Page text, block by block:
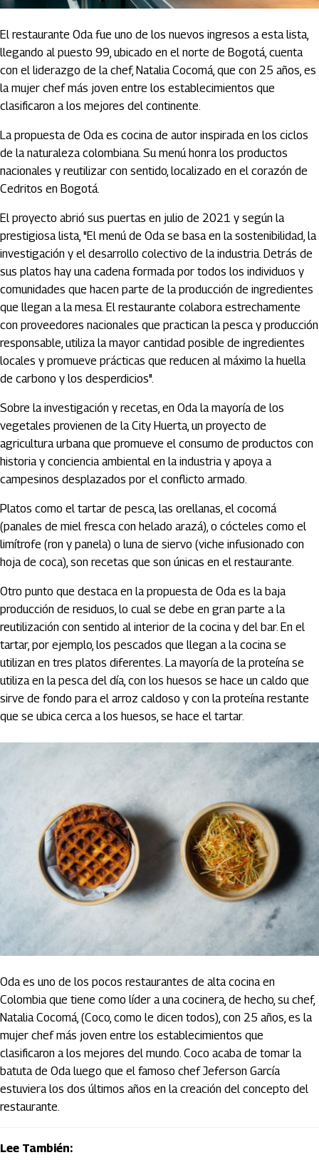
El restaurante Oda fue uno de los nuevos ingresos a esta lista,
llegando al puesto 99, ubicado en el norte de Bogotá, cuenta
con el liderazgo de la chef, Natalia Cocomá, que con 25 años, es
la mujer chef más joven entre los establecimientos que
clasificaron a los mejores del continente.
La propuesta de Oda es cocina de autor inspirada en los ciclos
de la naturaleza colombiana. Su menú honra los productos
nacionales y reutilizar con sentido, localizado en el corazón de
Cedritos en Bogotá.
El proyecto abrió sus puertas en julio de 2021 y según la
prestigiosa lista, "El menú de Oda se basa en la sostenibilidad, la
investigación y el desarrollo colectivo de la industria. Detrás de
sus platos hay una cadena formada por todos los individuos y
comunidades que hacen parte de la producción de ingredientes
que llegan a la mesa. El restaurante colabora estrechamente
con proveedores nacionales que practican la pesca y producción
responsable, utiliza la mayor cantidad posible de ingredientes
locales y promueve prácticas que reducen al máximo la huella
de carbono y los desperdicios".
Sobre la investigación y recetas, en Oda la mayoría de los
vegetales provienen de la City Huerta, un proyecto de
agricultura urbana que promueve el consumo de productos con
historia y conciencia ambiental en la industria y apoya a
campesinos desplazados por el conflicto armado.
Platos como el tartar de pesca, las orellanas, el cocomá
(panales de miel fresca con helado arazá), o cócteles como el
limítrofe (ron y panela) o luna de siervo (viche infusionado con
hoja de coca), son recetas que son únicas en el restaurante.
Otro punto que destaca en la propuesta de Oda es la baja
producción de residuos, lo cual se debe en gran parte a la
reutilización con sentido al interior de la cocina y del bar. En el
tartar, por ejemplo, los pescados que llegan a la cocina se
utilizan en tres platos diferentes. La mayoría de la proteína se
utiliza en la pesca del día, con los huesos se hace un caldo que
sirve de fondo para el arroz caldoso y con la proteína restante
que se ubica cerca a los huesos, se hace el tartar.
Oda es uno de los pocos restaurantes de alta cocina en
Colombia que tiene como líder a una cocinera, de hecho, su chef,
Natalia Cocomá, (Coco, como le dicen todos), con 25 años, es la
mujer chef más joven entre los establecimientos que
clasificaron a los mejores del mundo. Coco acaba de tomar la
batuta de Oda luego que el famoso chef Jeferson García
estuviera los dos últimos años en la creación del concepto del
restaurante.
Lee También: